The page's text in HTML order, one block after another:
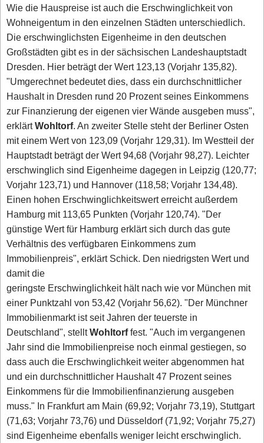
Wie die Hauspreise ist auch die Erschwinglichkeit von
Wohneigentum in den einzelnen Städten unterschiedlich.
Die erschwinglichsten Eigenheime in den deutschen
Großstädten gibt es in der sächsischen Landeshauptstadt
Dresden. Hier beträgt der Wert 123,13 (Vorjahr 135,82).
"Umgerechnet bedeutet dies, dass ein durchschnittlicher
Haushalt in Dresden rund 20 Prozent seines Einkommens
zur Finanzierung der eigenen vier Wände ausgeben muss",
erklärtWohltorf. An zweiter Stelle steht der Berliner Osten
mit einem Wert von 123,09 (Vorjahr 129,31). Im Westteil der
Hauptstadt beträgt der Wert 94,68 (Vorjahr 98,27). Leichter
erschwinglich sind Eigenheime dagegen in Leipzig (120,77;
Vorjahr 123,71) und Hannover (118,58; Vorjahr 134,48).
Einen hohen Erschwinglichkeitswert erreicht außerdem
Hamburg mit 113,65 Punkten (Vorjahr 120,74). "Der
günstige Wert für Hamburg erklärt sich durch das gute
Verhältnis des verfügbaren Einkommens zum
Immobilienpreis", erklärt Schick. Den niedrigsten Wert und
damit die
geringste Erschwinglichkeit hält nach wie vor München mit
einer Punktzahl von 53,42 (Vorjahr 56,62). "Der Münchner
Immobilienmarkt ist seit Jahren der teuerste in
Deutschland", stelltWohltorffest. "Auch im vergangenen
Jahr sind die Immobilienpreise noch einmal gestiegen, so
dass auch die Erschwinglichkeit weiter abgenommen hat
und ein durchschnittlicher Haushalt 47 Prozent seines
Einkommens für die Immobilienfinanzierung ausgeben
muss." In Frankfurt am Main (69,92; Vorjahr 73,19), Stuttgart
(71,63; Vorjahr 73,76) und Düsseldorf (71,92; Vorjahr 75,27)
sind Eigenheime ebenfalls weniger leicht erschwinglich.